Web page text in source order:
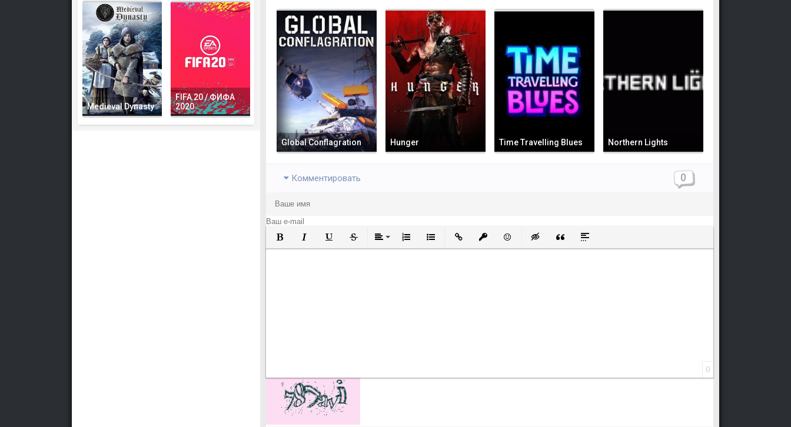
Global Conflagration Hunger Time Travelling Blues Northern Lights
Комментировать 0
Полужирный
КурсивПодчеркнутый
ЗачеркнутыйВыравнивание
Нумерованный список
Маркированный список
Вставить ссылку
Вставить защищенную ссылку
Вставить смайлик
Вставка скрытого текста
Вставка цитаты
Вставка спойлера
0
Medieval Dynasty
FIFA 20 / ФИФА
2020